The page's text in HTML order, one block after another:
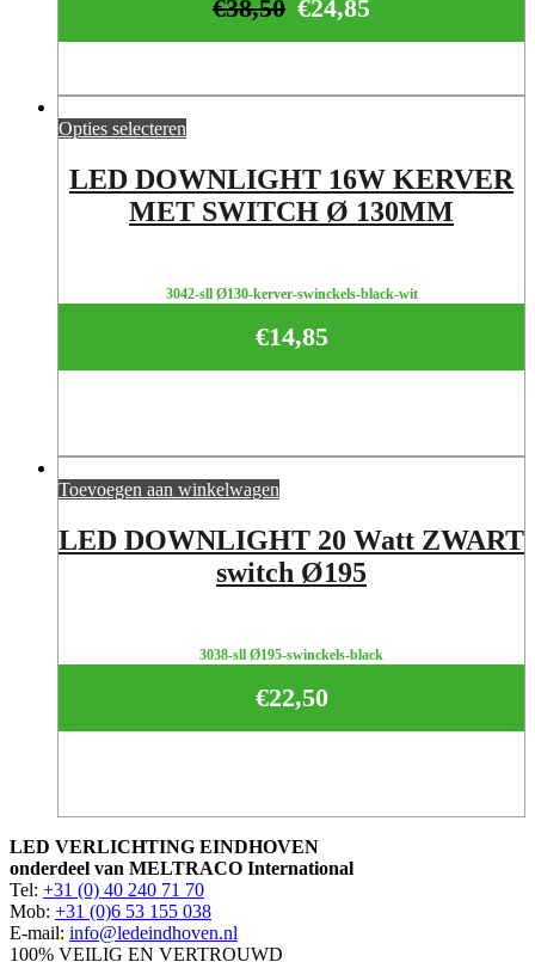
€24,85
€38,50
Opties selecteren
LED DOWNLIGHT 16W KERVER
MET SWITCH Ø 130MM
3042-sll Ø130-kerver-swinckels-black-wit
€14,85
Toevoegen aan winkelwagen
LED DOWNLIGHT 20 Watt ZWART
switch Ø195
3038-sll Ø195-swinckels-black
€22,50
LED VERLICHTING EINDHOVEN
onderdeel van MELTRACO International
Tel: +31 (0) 40 240 71 70
Mob: +31 (0)6 53 155 038
E-mail: info@ledeindhoven.nl
100% VEILIG EN VERTROUWD